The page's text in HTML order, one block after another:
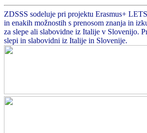
ZDSSS sodeluje pri projektu Erasmus+
in enakih možnostih s prenosom znanja in
za slepe ali slabovidne iz Italije v Slovenijo.
slepi in slabovidni iz Italije in Slovenije.